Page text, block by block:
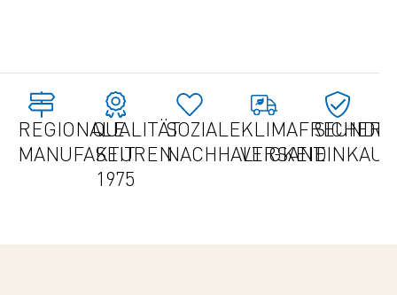
REGIONALE
MANUFAKTUREN
QUALITÄT
SEIT
1975
SOZIALE
NACHHALTIGKEIT
VERSAND
SICHER